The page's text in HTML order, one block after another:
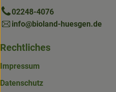
02248-4076
info@bioland-huesgen.de
Rechtliches
Impressum
Datenschutz